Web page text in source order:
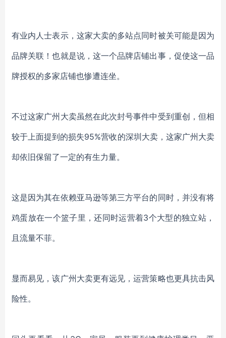
有业内人士表示，这家大卖的多站点同时被关可能是因为
品牌关联！也就是说，这一个品牌店铺出事，促使这一品
牌授权的多家店铺也惨遭连坐。
不过这家广州大卖虽然在此次封号事件中受到重创，但相
较于上面提到的损失95%营收的深圳大卖，这家广州大卖
却依旧保留了一定的有生力量。
这是因为其在依赖亚马逊等第三方平台的同时，并没有将
鸡蛋放在一个篮子里，还同时运营着3个大型的独立站，
且流量不菲。
显而易见，该广州大卖更有远见，运营策略也更具抗击风
险性。